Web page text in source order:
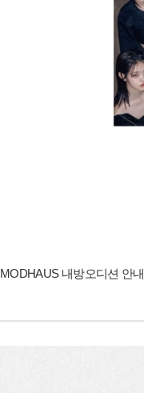
MODHAUS 내방오디션 안내